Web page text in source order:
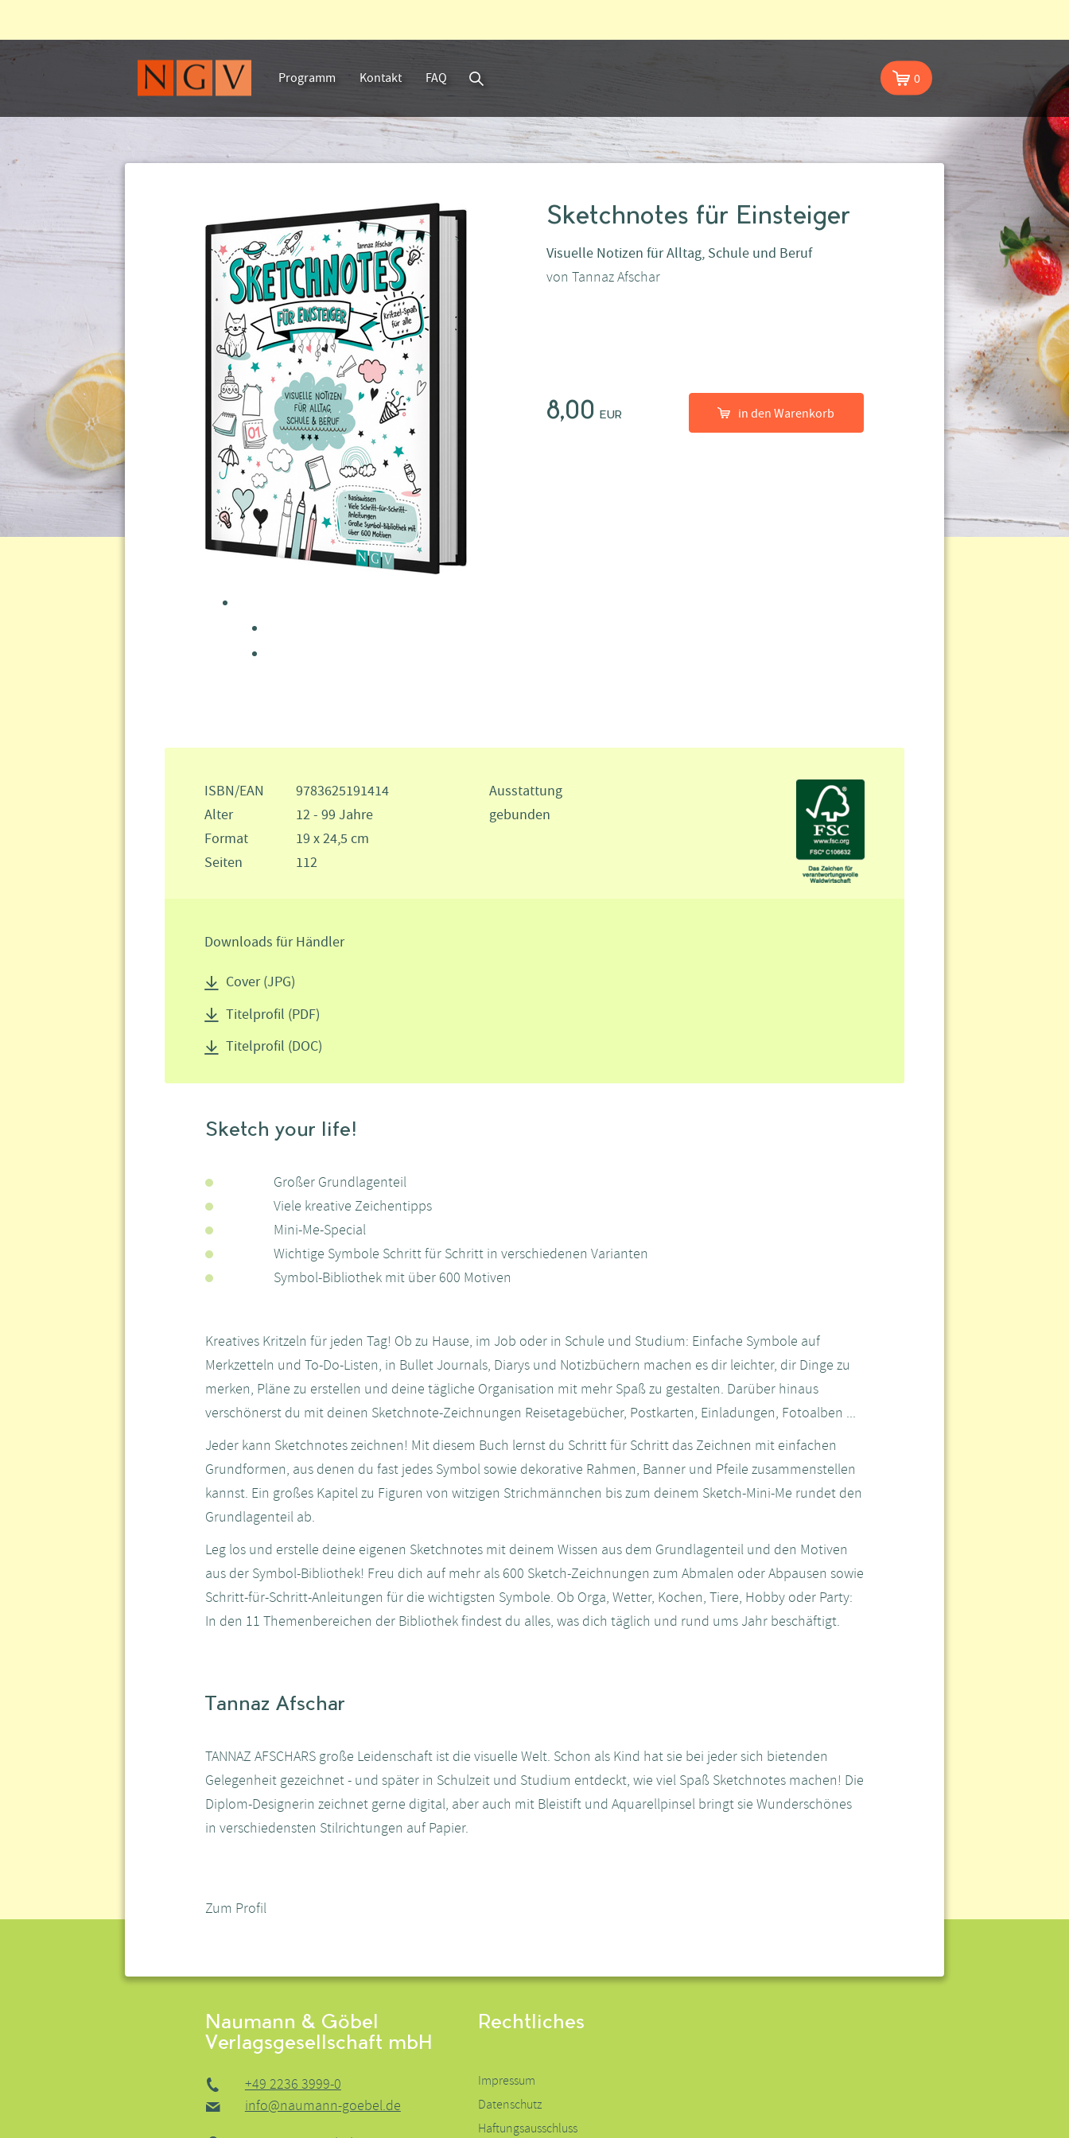
Programm Kontakt FAQ
Suche
Warenkorb: 0
Sketchnotes für Einsteiger
Visuelle Notizen für Alltag, Schule und Beruf
von Tannaz Afschar
8,00 EUR in den Warenkorb
ISBN/EAN
9783625191414
Alter
12 - 99 Jahre
Format
19 x 24,5 cm
Seiten
112
Ausstattung
gebunden
Downloads für Händler
Cover (JPG)
Titelprofil (PDF)
Titelprofil (DOC)
Sketch your life!
Großer Grundlagenteil
Viele kreative Zeichentipps
Mini-Me-Special
Wichtige Symbole Schritt für Schritt in verschiedenen Varianten
Symbol-Bibliothek mit über 600 Motiven
Kreatives Kritzeln für jeden Tag! Ob zu Hause, im Job oder in Schule und Studium: Einfache Symbole auf
Merkzetteln und To-Do-Listen, in Bullet Journals, Diarys und Notizbüchern machen es dir leichter, dir Dinge zu
merken, Pläne zu erstellen und deine tägliche Organisation mit mehr Spaß zu gestalten. Darüber hinaus
verschönerst du mit deinen Sketchnote-Zeichnungen Reisetagebücher, Postkarten, Einladungen, Fotoalben ...
Jeder kann Sketchnotes zeichnen! Mit diesem Buch lernst du Schritt für Schritt das Zeichnen mit einfachen
Grundformen, aus denen du fast jedes Symbol sowie dekorative Rahmen, Banner und Pfeile zusammenstellen
kannst. Ein großes Kapitel zu Figuren von witzigen Strichmännchen bis zum deinem Sketch-Mini-Me rundet den
Grundlagenteil ab.
Leg los und erstelle deine eigenen Sketchnotes mit deinem Wissen aus dem Grundlagenteil und den Motiven
aus der Symbol-Bibliothek! Freu dich auf mehr als 600 Sketch-Zeichnungen zum Abmalen oder Abpausen sowie
Schritt-für-Schritt-Anleitungen für die wichtigsten Symbole. Ob Orga, Wetter, Kochen, Tiere, Hobby oder Party:
In den 11 Themenbereichen der Bibliothek findest du alles, was dich täglich und rund ums Jahr beschäftigt.
Tannaz Afschar
TANNAZ AFSCHARS große Leidenschaft ist die visuelle Welt. Schon als Kind hat sie bei jeder sich bietenden
Gelegenheit gezeichnet - und später in Schulzeit und Studium entdeckt, wie viel Spaß Sketchnotes machen! Die
Diplom-Designerin zeichnet gerne digital, aber auch mit Bleistift und Aquarellpinsel bringt sie Wunderschönes
in verschiedensten Stilrichtungen auf Papier.
Zum Profil
Naumann & Göbel
Verlagsgesellschaft mbH
+49 2236 3999-0
info@naumann-goebel.de
Rechtliches
Impressum
Datenschutz
Haftungsausschluss